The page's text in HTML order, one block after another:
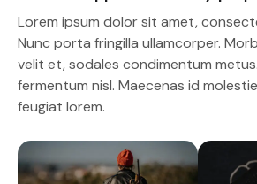
Lorem ipsum dolor sit amet,
Nunc porta fringilla ullamcorper.
velit et, sodales condimentum
fermentum nisl. Maecenas id
feugiat lorem.